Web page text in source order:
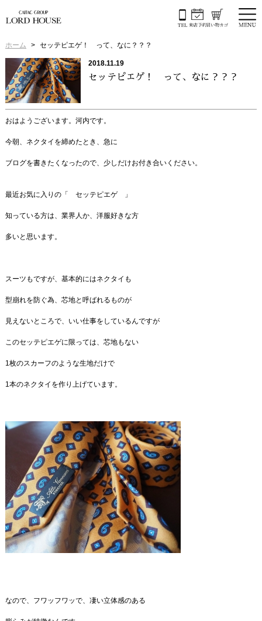
ホーム セッテピエゲ！ って、なに？？？
2018.11.19
セッテピエゲ！ って、なに？？？
おはようございます。河内です。
今朝、ネクタイを締めたとき、急に
ブログを書きたくなったので、少しだけお付き合いください。
最近お気に入りの「 セッテピエゲ 」
知っている方は、業界人か、洋服好きな方
多いと思います。
スーツもですが、基本的にはネクタイも
型崩れを防ぐ為、芯地と呼ばれるものが
見えないところで、いい仕事をしているんですが
このセッテピエゲに限っては、芯地もない
1枚のスカーフのような生地だけで
1本のネクタイを作り上げています。
なので、フワッフワッで、凄い立体感のある